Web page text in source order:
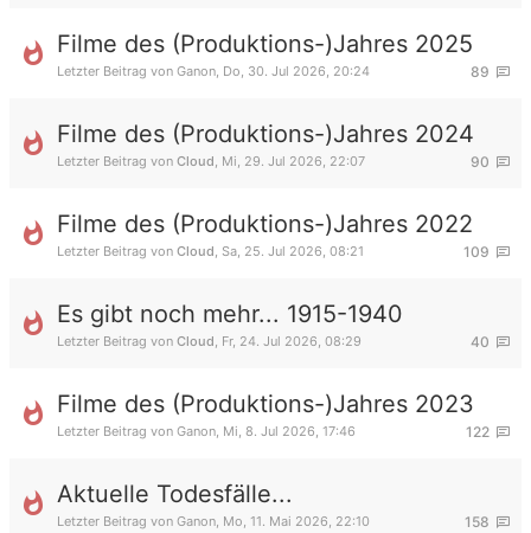
Filme des (Produktions-)Jahres 2025
89
Letzter Beitrag von Ganon, Do, 30. Jul 2026, 20:24
Filme des (Produktions-)Jahres 2024
90
Letzter Beitrag von Cloud, Mi, 29. Jul 2026, 22:07
Filme des (Produktions-)Jahres 2022
109
Letzter Beitrag von Cloud, Sa, 25. Jul 2026, 08:21
Es gibt noch mehr... 1915-1940
40
Letzter Beitrag von Cloud, Fr, 24. Jul 2026, 08:29
Filme des (Produktions-)Jahres 2023
122
Letzter Beitrag von Ganon, Mi, 8. Jul 2026, 17:46
Aktuelle Todesfälle...
158
Letzter Beitrag von Ganon, Mo, 11. Mai 2026, 22:10